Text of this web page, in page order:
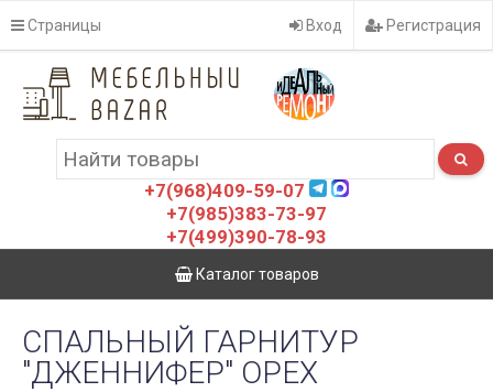
Страницы Вход Регистрация
+7(968)409-59-07
+7(985)383-73-97
+7(499)390-78-93
Каталог товаров
СПАЛЬНЫЙ ГАРНИТУР
"ДЖЕННИФЕР" ОРЕХ